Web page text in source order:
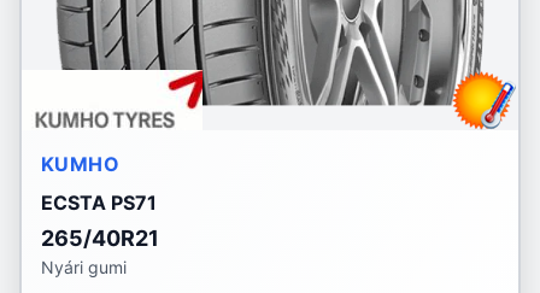
KUMHO
ECSTA PS71
265/40R21
Nyári gumi